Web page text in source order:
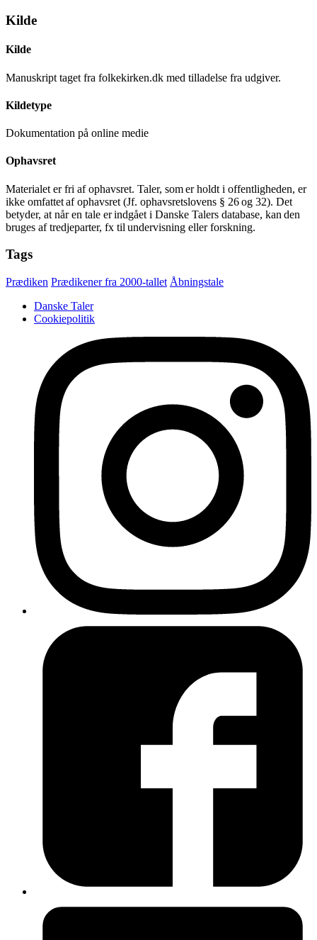
Kilde
Kilde
Manuskript taget fra folkekirken.dk med tilladelse fra udgiver.
Kildetype
Dokumentation på online medie
Ophavsret
Materialet er fri af ophavsret. Taler, som er holdt i offentligheden, er
ikke omfattet af ophavsret (Jf. ophavsretslovens § 26 og 32). Det
betyder, at når en tale er indgået i Danske Talers database, kan den
bruges af tredjeparter, fx til undervisning eller forskning.
Tags
Prædiken Prædikener fra 2000-tallet Åbningstale
Danske Taler
Cookiepolitik